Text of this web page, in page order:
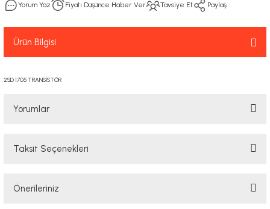
Yorum Yaz Fiyatı Düşünce Haber Ver Tavsiye Et Paylaş
Ürün Bilgisi
2SD 1705 TRANSİSTÖR
Yorumlar
Taksit Seçenekleri
Önerileriniz